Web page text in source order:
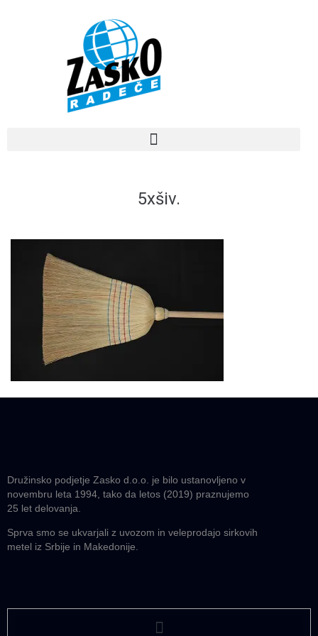
5xšiv.
Družinsko podjetje Zasko d.o.o. je bilo ustanovljeno v
novembru leta 1994, tako da letos (2019) praznujemo
25 let delovanja.
Sprva smo se ukvarjali z uvozom in veleprodajo sirkovih
metel iz Srbije in Makedonije.